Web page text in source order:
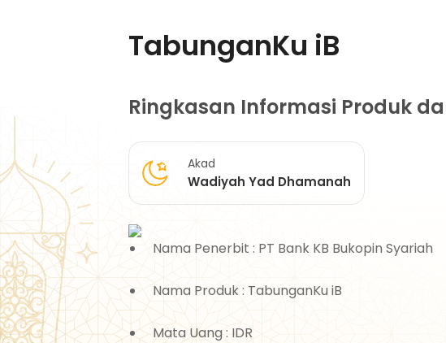
TabunganKu iB
Ringkasan Informasi Produk
Akad
Wadiyah Yad Dhamanah
Nama Penerbit : PT Bank KB Bukopin Syariah
Nama Produk : TabunganKu iB
Mata Uang : IDR